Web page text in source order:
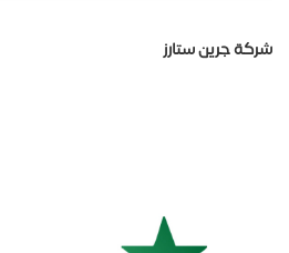
شركة جرين ستارز